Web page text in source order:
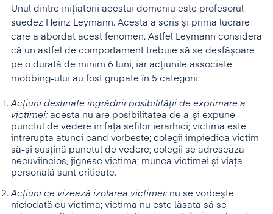
Unul dintre inițiatorii acestui domeniu este profesorul
suedez Heinz Leymann. Acesta a scris și prima lucrare
care a abordat acest fenomen. Astfel Leymann considera
că un astfel de comportament trebuie să se desfășoare
pe o durată de minim 6 luni, iar acțiunile associate
mobbing-ului au fost grupate în 5 categorii:
Acțiuni destinate îngrădirii posibilității de exprimare a
victimei: acesta nu are posibilitatea de a-și expune
punctul de vedere în fața sefilor ierarhici; victima este
intrerupta atunci cand vorbeste; colegii impiedica victim
să-și susțină punctul de vedere; colegii se adreseaza
necuviincios, jignesc victima; munca victimei și viața
personală sunt criticate.
Acțiuni ce vizează izolarea victimei: nu se vorbește
niciodată cu victima; victima nu este lăsată să se